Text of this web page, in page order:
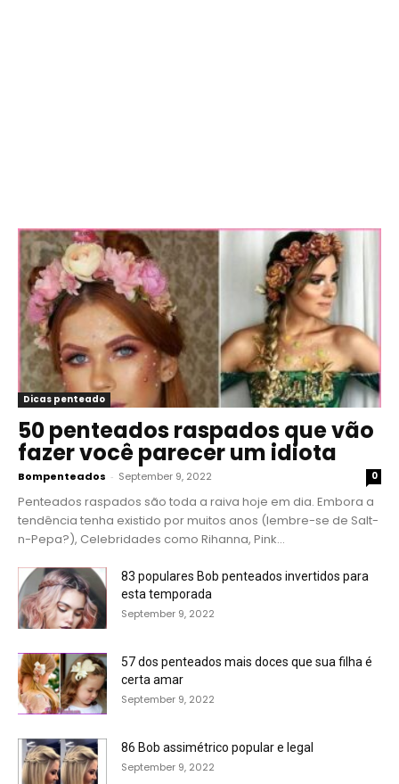
Dicas penteado
50 penteados raspados que vão
fazer você parecer um idiota
Bompenteados - September 9, 2022 0
Penteados raspados são toda a raiva hoje em dia. Embora a
tendência tenha existido por muitos anos (lembre-se de Salt-
n-Pepa?), Celebridades como Rihanna, Pink...
83 populares Bob penteados invertidos para
esta temporada
September 9, 2022
57 dos penteados mais doces que sua filha é
certa amar
September 9, 2022
86 Bob assimétrico popular e legal
September 9, 2022